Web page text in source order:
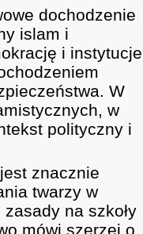
dochodzenie
islam i
i instytucje
W
w
polityczny i
znacznie
twarzy w
na szkoły
mówi szerzej o